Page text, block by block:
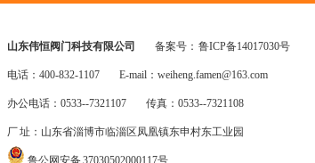
山东伟恒阀门科技有限公司 备案号： 鲁ICP备14017030号
电话：400-832-1107 E-mail：weiheng.famen@163.com
办公电话：0533--7321107 传真：0533--7321108
厂 址：山东省淄博市临淄区凤凰镇东申村东工业园